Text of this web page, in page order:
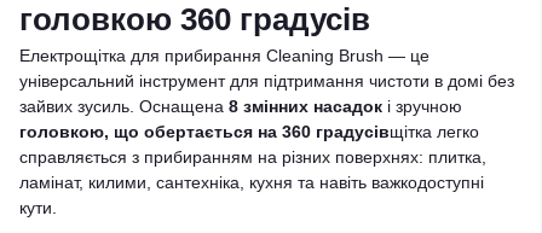
головкою 360 градусів
Електрощітка для прибирання Cleaning Brush — це
універсальний інструмент для підтримання чистоти в домі без
зайвих зусиль. Оснащена 8 змінних насадок і зручною
головкою, що обертається на 360 градусівщітка легко
справляється з прибиранням на різних поверхнях: плитка,
ламінат, килими, сантехніка, кухня та навіть важкодоступні
кути.